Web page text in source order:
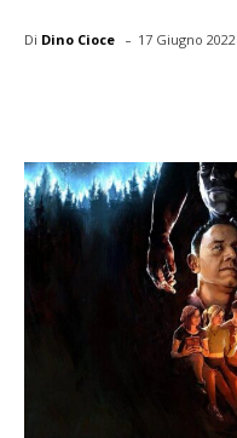
Di Dino Cioce - 17 Giugno 2022